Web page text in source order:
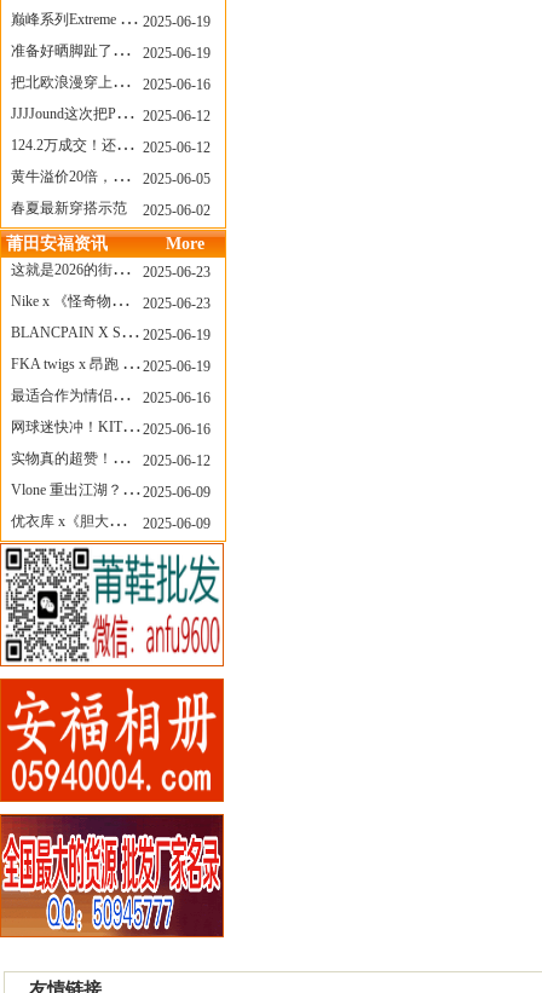
巅峰系列Extreme Diver潜水腕表与Revival Diver复刻版潜水腕表共同推出“暗影款”新作
2025-06-19
准备好晒脚趾了吗？透明款 AF1 要回归了
2025-06-19
把北欧浪漫穿上脚，Cecilie Bahnsen x ASICS
2025-06-16
JJJJound这次把PUMA改得好安静
2025-06-12
124.2万成交！还有什么是Labubu做不到的？
2025-06-12
黄牛溢价20倍，「Labubu」3.0市价大盘点！假货比正品还贵...
2025-06-05
春夏最新穿搭示范
2025-06-02
莆田安福资讯 More
这就是2026的街头感！Prada新包我先爱了
2025-06-23
Nike x 《怪奇物语》联名回归，终于轮到这双热门款了！
2025-06-23
BLANCPAIN X SWATCH联名款 BIOCERAMIC SCUBA FIFTY FATHOMS 系列推出全新 GREEN ABYSS（碧波洋）腕表
2025-06-19
FKA twigs x 昂跑 联名来了，这三双 Cloud X 你选哪一双？
2025-06-19
最适合作为情侣鞋的New Balance 1906 Loafer出现了！
2025-06-16
网球迷快冲！KITH x Wilson 限量球拍太会设计了
2025-06-16
实物真的超赞！NB 新款 2010 新配色
2025-06-12
Vlone 重出江湖？突然又要联名，谁能想到！
2025-06-09
优衣库 x《胆大党》新品公布，第二季联动周边来了！
2025-06-09